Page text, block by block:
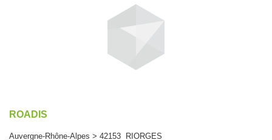
ROADIS
Auvergne-Rhône-Alpes > 42153 RIORGES